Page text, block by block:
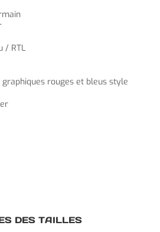
/ RTL
rouges et bleus style
DES TAILLES